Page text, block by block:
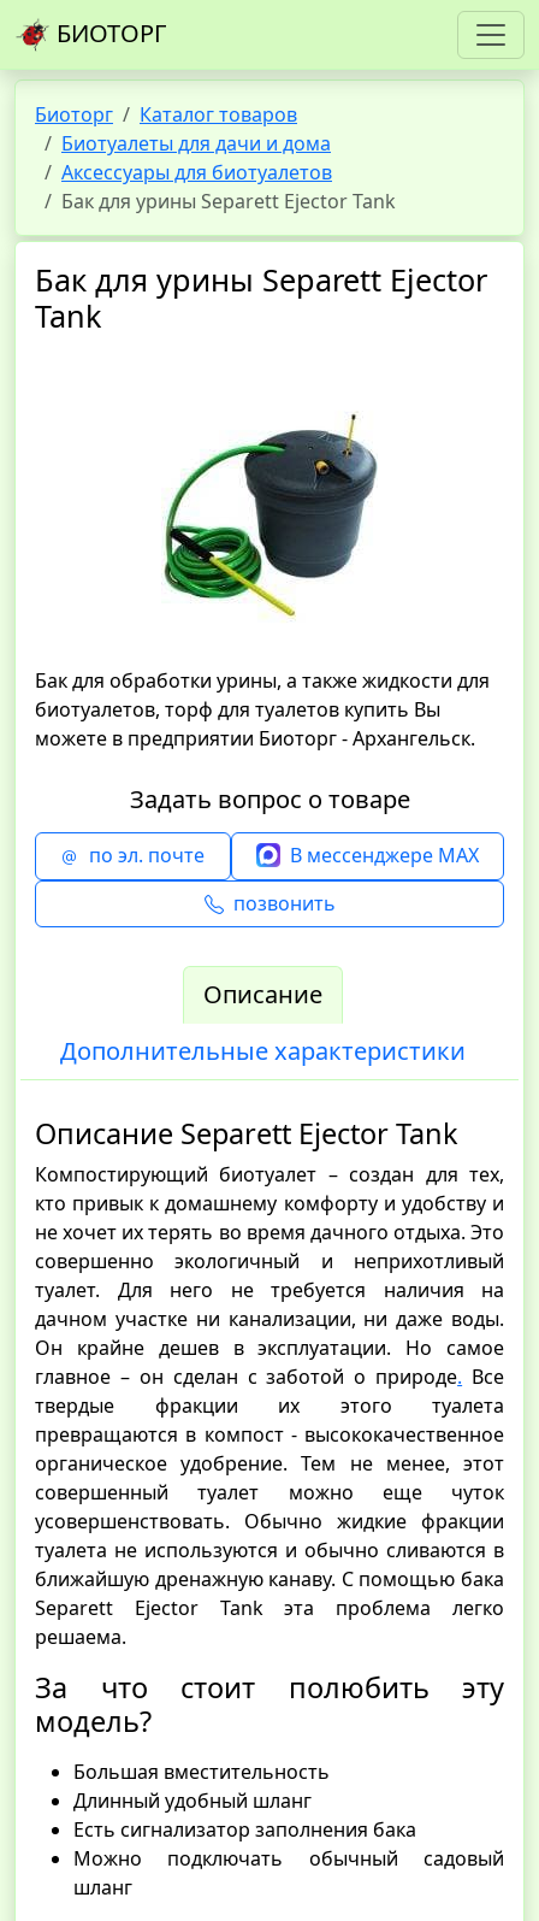
БИОТОРГ
Биоторг
Каталог товаров
Биотуалеты для дачи и дома
Аксессуары для биотуалетов
Бак для урины Separett Ejector Tank
Бак для урины Separett Ejector
Tank
Бак для обработки урины, а также жидкости для
биотуалетов, торф для туалетов купить Вы
можете в предприятии Биоторг - Архангельск.
Задать вопрос о товаре
по эл. почте
В мессенджере MAX
позвонить
Описание
Дополнительные характеристики
Описание Separett Ejector Tank
Компостирующий биотуалет – создан для тех,
кто привык к домашнему комфорту и удобству и
не хочет их терять во время дачного отдыха. Это
совершенно экологичный и неприхотливый
туалет. Для него не требуется наличия на
дачном участке ни канализации, ни даже воды.
Он крайне дешев в эксплуатации. Но самое
главное – он сделан с заботой о природе. Все
твердые фракции их этого туалета
превращаются в компост - высококачественное
органическое удобрение. Тем не менее, этот
совершенный туалет можно еще чуток
усовершенствовать. Обычно жидкие фракции
туалета не используются и обычно сливаются в
ближайшую дренажную канаву. С помощью бака
Separett Ejector Tank эта проблема легко
решаема.
За что стоит полюбить эту
модель?
Большая вместительность
Длинный удобный шланг
Есть сигнализатор заполнения бака
Можно подключать обычный садовый
шланг